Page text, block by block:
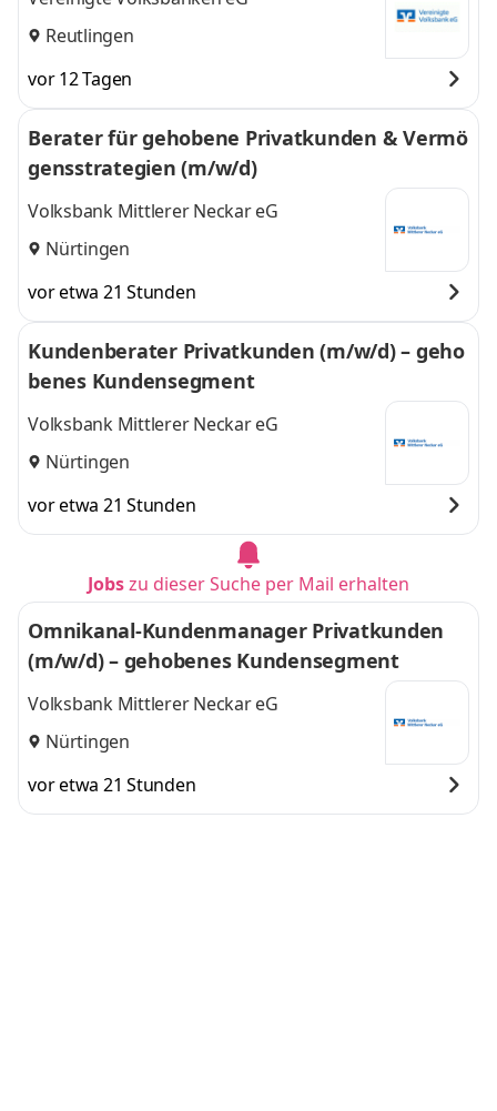
Reutlingen
vor 12 Tagen
Berater für gehobene Privatkunden & Vermö
gensstrategien (m/w/d)
Volksbank Mittlerer Neckar eG
Nürtingen
vor etwa 21 Stunden
Kundenberater Privatkunden (m/w/d) – geho
benes Kundensegment
Volksbank Mittlerer Neckar eG
Nürtingen
vor etwa 21 Stunden
Jobszu dieser Suche per Mail erhalten
Omnikanal-Kundenmanager Privatkunden
(m/w/d) – gehobenes Kundensegment
Volksbank Mittlerer Neckar eG
Nürtingen
vor etwa 21 Stunden